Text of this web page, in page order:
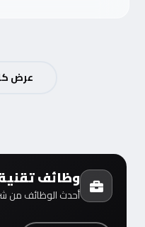
عرض
وظائف
أحدث الوظائف من